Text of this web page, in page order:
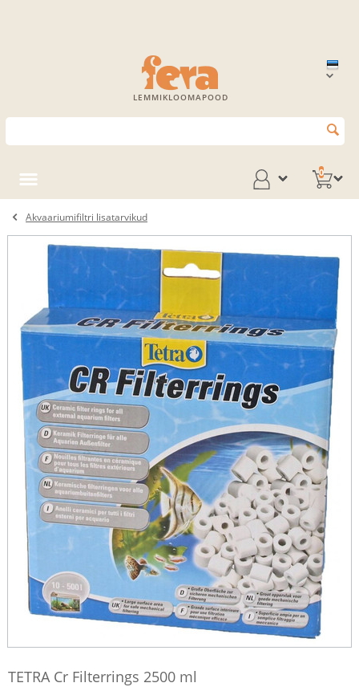
LEMMIKLOOMAPOOD
0
Akvaariumifiltri lisatarvikud
TETRA Cr Filterrings 2500 ml